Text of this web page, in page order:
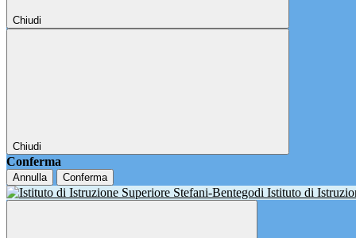
Chiudi
Chiudi
Conferma
Annulla Conferma
Istituto di